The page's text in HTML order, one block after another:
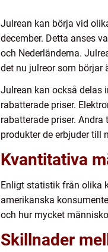
Julrean kan börja vid
december. Detta anses
och Nederländerna.
det nu julreor som börjar
Julrean kan också delas
rabatterade priser.
rabatterade priser.
produkter de erbjuder till
Kvantitativa
Enligt statistik från olika
amerikanska
och hur mycket
Skillnader